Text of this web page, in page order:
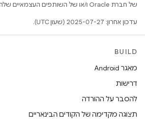
של חברת Oracle ו/או של השותפים העצמאיים שלה.
עדכון אחרון: 2025-07-27 (שעון UTC).
BUILD
מאגר Android
דרישות
להסבר על ההורדה
תצוגה מקדימה של הקודים הבינאריים